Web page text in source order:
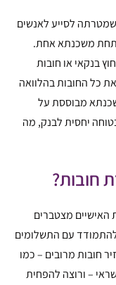
לסייע לאנשים
תחת משכנתא אחת.
בנקאי או חובות
כל החובות בהלוואה
מבוססת על
יחסית לבנק, מה
חובות?
מצטברים
להתמודד עם התשלומים
חובות מרובים – כמו
– ורוצה להפחית